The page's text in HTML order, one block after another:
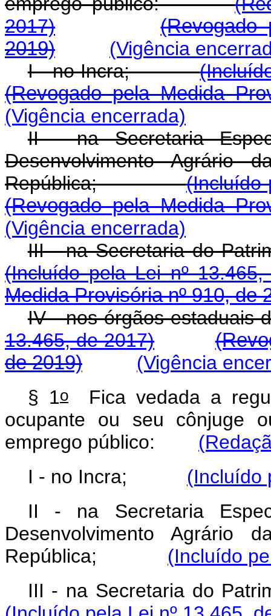
2017)
(Revogado
2019)
(Vigência
I - no Incra;
(Revogado pela Medida
(Vigência encerrada)
II - na Secretaria
Desenvolvimento Agrário
República;(Incluído
(Revogado pela Medida
(Vigência encerrada)
III - na Secretaria do
(Incluído pela Lei nº
Medida Provisória nº 910, de
IV - nos órgãos
13.465, de 2017)
de 2019)
(Vigência
§ 1oFica vedada a
ocupante ou seu cônjuge
emprego público:
I - no Incra; (Incluído
II - na Secretaria
Desenvolvimento Agrário
República; (Incluído
III - na Secretaria do